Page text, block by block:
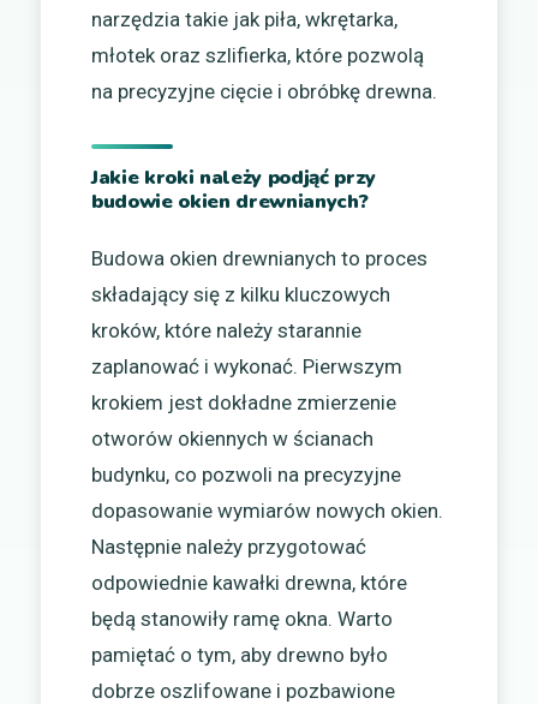
narzędzia takie jak piła, wkrętarka,
młotek oraz szlifierka, które pozwolą
na precyzyjne cięcie i obróbkę drewna.
Jakie kroki należy podjąć przy
budowie okien drewnianych?
Budowa okien drewnianych to proces
składający się z kilku kluczowych
kroków, które należy starannie
zaplanować i wykonać. Pierwszym
krokiem jest dokładne zmierzenie
otworów okiennych w ścianach
budynku, co pozwoli na precyzyjne
dopasowanie wymiarów nowych okien.
Następnie należy przygotować
odpowiednie kawałki drewna, które
będą stanowiły ramę okna. Warto
pamiętać o tym, aby drewno było
dobrze oszlifowane i pozbawione